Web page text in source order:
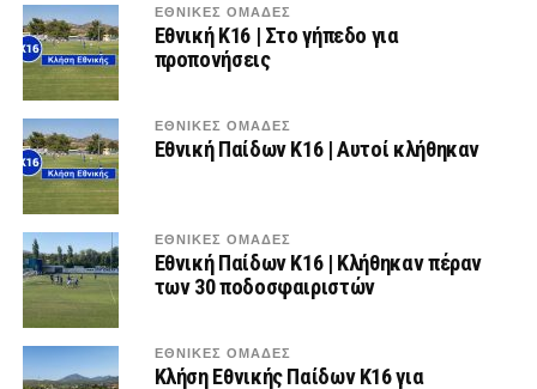
ΕΘΝΙΚΕΣ ΟΜΑΔΕΣ
Εθνική Κ16 | Στο γήπεδο για
προπονήσεις
ΕΘΝΙΚΕΣ ΟΜΑΔΕΣ
Εθνική Παίδων Κ16 | Αυτοί κλήθηκαν
ΕΘΝΙΚΕΣ ΟΜΑΔΕΣ
Εθνική Παίδων Κ16 | Κλήθηκαν πέραν
των 30 ποδοσφαιριστών
ΕΘΝΙΚΕΣ ΟΜΑΔΕΣ
Κλήση Εθνικής Παίδων Κ16 για